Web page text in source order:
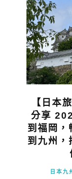
【日本
分享
到福岡，
到九州，
日本九